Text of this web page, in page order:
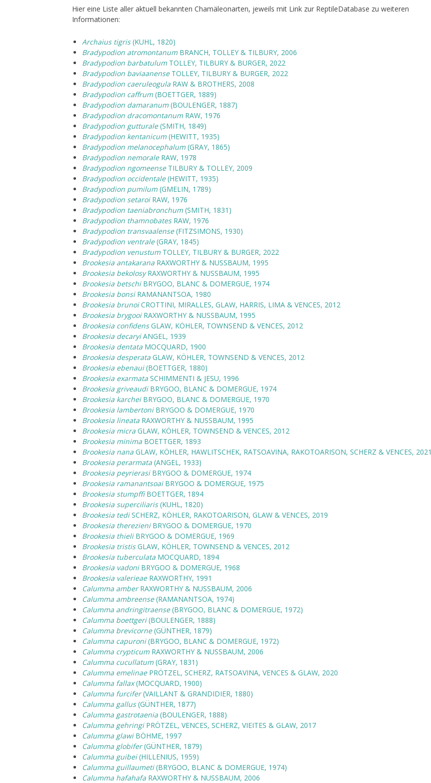
Hier eine Liste aller aktuell bekannten Chamäleonarten, jeweils mit Link zur ReptileDatabase zu weiteren
Informationen:
Archaius tigris(KUHL, 1820)
Bradypodion atromontanumBRANCH, TOLLEY & TILBURY, 2006
Bradypodion barbatulumTOLLEY, TILBURY & BURGER, 2022
Bradypodion baviaanenseTOLLEY, TILBURY & BURGER, 2022
Bradypodion caeruleogulaRAW & BROTHERS, 2008
Bradypodion caffrum(BOETTGER, 1889)
Bradypodion damaranum(BOULENGER, 1887)
Bradypodion dracomontanumRAW, 1976
Bradypodion gutturale(SMITH, 1849)
Bradypodion kentanicum(HEWITT, 1935)
Bradypodion melanocephalum(GRAY, 1865)
Bradypodion nemoraleRAW, 1978
Bradypodion ngomeenseTILBURY & TOLLEY, 2009
Bradypodion occidentale(HEWITT, 1935)
Bradypodion pumilum(GMELIN, 1789)
Bradypodion setaroiRAW, 1976
Bradypodion taeniabronchum(SMITH, 1831)
Bradypodion thamnobatesRAW, 1976
Bradypodion transvaalense(FITZSIMONS, 1930)
Bradypodion ventrale(GRAY, 1845)
Bradypodion venustumTOLLEY, TILBURY & BURGER, 2022
Brookesia antakaranaRAXWORTHY & NUSSBAUM, 1995
Brookesia bekolosyRAXWORTHY & NUSSBAUM, 1995
Brookesia betschiBRYGOO, BLANC & DOMERGUE, 1974
Brookesia bonsiRAMANANTSOA, 1980
Brookesia brunoiCROTTINI, MIRALLES, GLAW, HARRIS, LIMA & VENCES, 2012
Brookesia brygooiRAXWORTHY & NUSSBAUM, 1995
Brookesia confidensGLAW, KÖHLER, TOWNSEND & VENCES, 2012
Brookesia decaryiANGEL, 1939
Brookesia dentataMOCQUARD, 1900
Brookesia desperataGLAW, KÖHLER, TOWNSEND & VENCES, 2012
Brookesia ebenaui(BOETTGER, 1880)
Brookesia exarmataSCHIMMENTI & JESU, 1996
Brookesia griveaudiBRYGOO, BLANC & DOMERGUE, 1974
Brookesia karcheiBRYGOO, BLANC & DOMERGUE, 1970
Brookesia lambertoniBRYGOO & DOMERGUE, 1970
Brookesia lineataRAXWORTHY & NUSSBAUM, 1995
Brookesia micraGLAW, KÖHLER, TOWNSEND & VENCES, 2012
Brookesia minimaBOETTGER, 1893
Brookesia nanaGLAW, KÖHLER, HAWLITSCHEK, RATSOAVINA, RAKOTOARISON, SCHERZ & VENCES, 2021
Brookesia perarmata(ANGEL, 1933)
Brookesia peyrierasiBRYGOO & DOMERGUE, 1974
Brookesia ramanantsoaiBRYGOO & DOMERGUE, 1975
Brookesia stumpffiBOETTGER, 1894
Brookesia superciliaris(KUHL, 1820)
Brookesia tediSCHERZ, KÖHLER, RAKOTOARISON, GLAW & VENCES, 2019
Brookesia therezieniBRYGOO & DOMERGUE, 1970
Brookesia thieliBRYGOO & DOMERGUE, 1969
Brookesia tristisGLAW, KÖHLER, TOWNSEND & VENCES, 2012
Brookesia tuberculataMOCQUARD, 1894
Brookesia vadoniBRYGOO & DOMERGUE, 1968
Brookesia valerieaeRAXWORTHY, 1991
Calumma amberRAXWORTHY & NUSSBAUM, 2006
Calumma ambreense(RAMANANTSOA, 1974)
Calumma andringitraense(BRYGOO, BLANC & DOMERGUE, 1972)
Calumma boettgeri(BOULENGER, 1888)
Calumma brevicorne(GÜNTHER, 1879)
Calumma capuroni(BRYGOO, BLANC & DOMERGUE, 1972)
Calumma crypticumRAXWORTHY & NUSSBAUM, 2006
Calumma cucullatum(GRAY, 1831)
Calumma emelinaePRÖTZEL, SCHERZ, RATSOAVINA, VENCES & GLAW, 2020
Calumma fallax(MOCQUARD, 1900)
Calumma furcifer(VAILLANT & GRANDIDIER, 1880)
Calumma gallus(GÜNTHER, 1877)
Calumma gastrotaenia(BOULENGER, 1888)
Calumma gehringiPRÖTZEL, VENCES, SCHERZ, VIEITES & GLAW, 2017
Calumma glawiBÖHME, 1997
Calumma globifer(GÜNTHER, 1879)
Calumma guibei(HILLENIUS, 1959)
Calumma guillaumeti(BRYGOO, BLANC & DOMERGUE, 1974)
Calumma hafahafaRAXWORTHY & NUSSBAUM, 2006